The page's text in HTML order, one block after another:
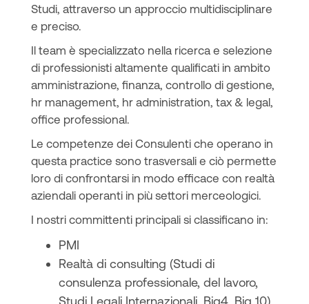
Studi, attraverso un approccio multidisciplinare
e preciso.
Il team è specializzato nella ricerca e selezione
di professionisti altamente qualificati in ambito
amministrazione, finanza, controllo di gestione,
hr management, hr administration, tax & legal,
office professional.
Le competenze dei Consulenti che operano in
questa practice sono trasversali e ciò permette
loro di confrontarsi in modo efficace con realtà
aziendali operanti in più settori merceologici.
I nostri committenti principali si classificano in:
PMI
Realtà di consulting (Studi di
consulenza professionale, del lavoro,